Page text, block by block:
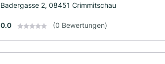
Badergasse 2, 08451 Crimmitschau
0.0 (0 Bewertungen)